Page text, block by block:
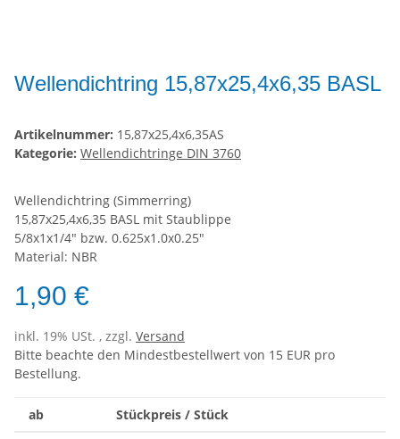
Wellendichtring 15,87x25,4x6,35 BASL
Artikelnummer: 15,87x25,4x6,35AS
Kategorie: Wellendichtringe DIN 3760
Wellendichtring (Simmerring)
15,87x25,4x6,35 BASL mit Staublippe
5/8x1x1/4" bzw. 0.625x1.0x0.25"
Material: NBR
1,90 €
inkl. 19% USt. , zzgl. Versand
Bitte beachte den Mindestbestellwert von 15 EUR pro
Bestellung.
ab Stückpreis / Stück